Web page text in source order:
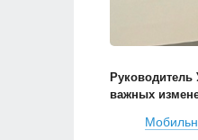
важных